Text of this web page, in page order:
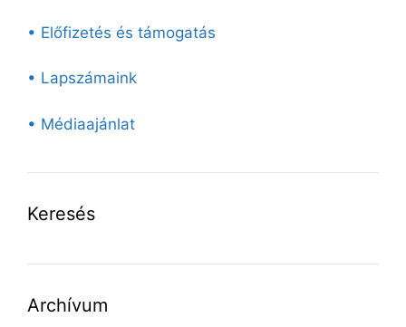
• Előfizetés és támogatás
• Lapszámaink
• Médiaajánlat
Keresés
Archívum